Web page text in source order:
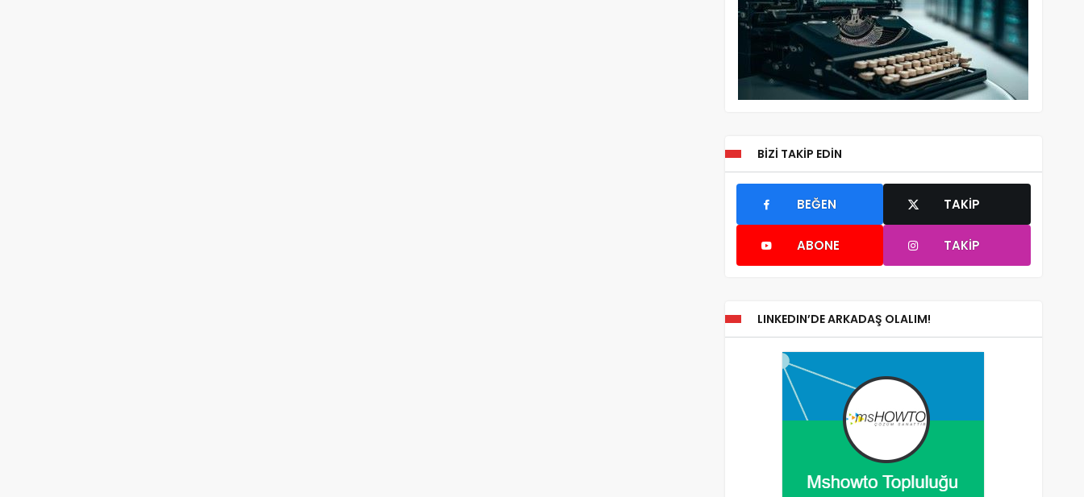
BIZI TAKIP EDIN
BEĞEN TAKIP
ABONE TAKIP
LINKEDIN’DE ARKADAŞ OLALIM!